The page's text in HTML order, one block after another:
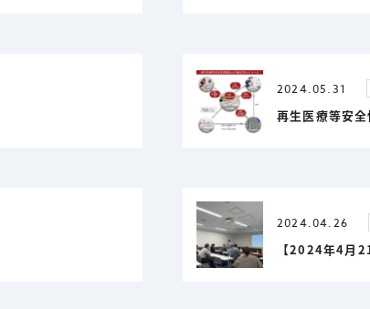
2024.05.31
再生医療等安
2024.04.26
【2024年4月